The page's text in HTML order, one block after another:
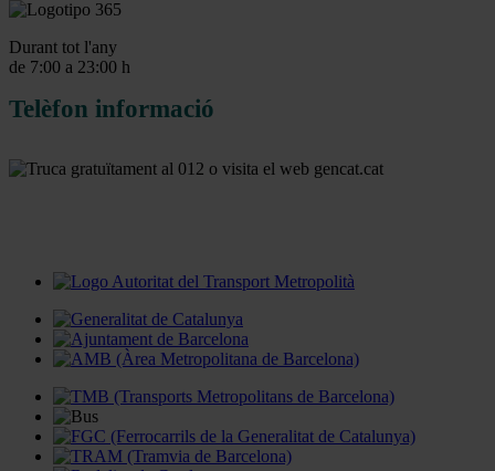
Durant tot l'any
de 7:00 a 23:00 h
Telèfon informació